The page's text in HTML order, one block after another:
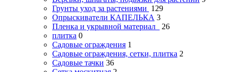
Грунты уход за растениями 129
Опрыскиватели КАПЕЛЬКА 3
Пленка и укрывной материал
26
плитка 0
Садовые ограждения 1
Садовые ограждения, сетки, плитка 2
Садовые тачки 36